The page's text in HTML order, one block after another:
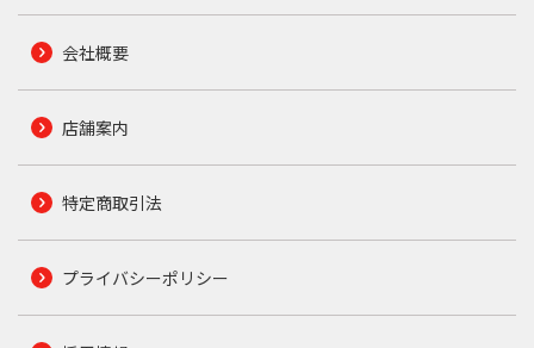
会社概要
店舗案内
特定商取引法
プライバシーポリシー